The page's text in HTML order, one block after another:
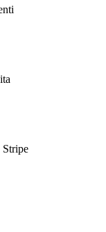
Stripe